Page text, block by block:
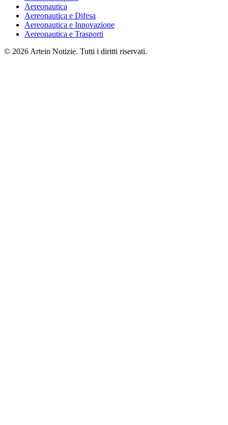
Aereonautica
Aereonautica e Difesa
Aereonautica e Innovazione
Aereonautica e Trasporti
© 2026 Artein Notizie. Tutti i diritti riservati.